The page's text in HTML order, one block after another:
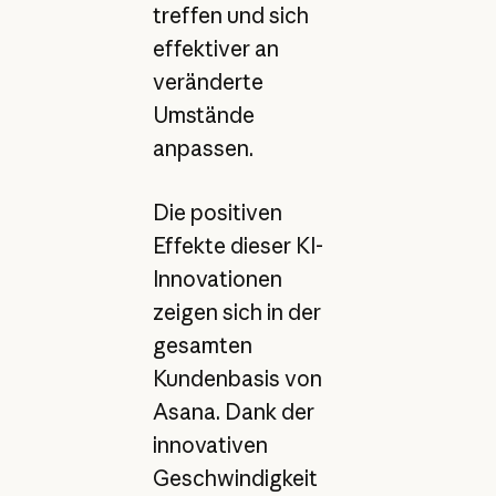
treffen und sich
effektiver an
veränderte
Umstände
anpassen.
Die positiven
Effekte dieser KI-
Innovationen
zeigen sich in der
gesamten
Kundenbasis von
Asana. Dank der
innovativen
Geschwindigkeit